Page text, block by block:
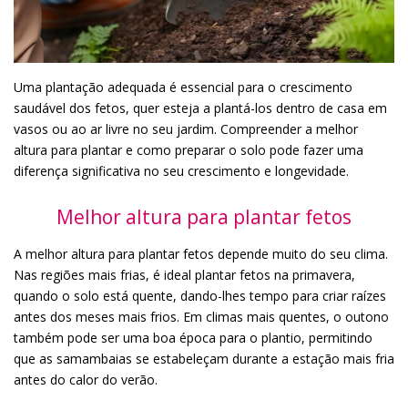
Uma plantação adequada é essencial para o crescimento
saudável dos fetos, quer esteja a plantá-los dentro de casa em
vasos ou ao ar livre no seu jardim. Compreender a melhor
altura para plantar e como preparar o solo pode fazer uma
diferença significativa no seu crescimento e longevidade.
Melhor altura para plantar fetos
A melhor altura para plantar fetos depende muito do seu clima.
Nas regiões mais frias, é ideal plantar fetos na primavera,
quando o solo está quente, dando-lhes tempo para criar raízes
antes dos meses mais frios. Em climas mais quentes, o outono
também pode ser uma boa época para o plantio, permitindo
que as samambaias se estabeleçam durante a estação mais fria
antes do calor do verão.